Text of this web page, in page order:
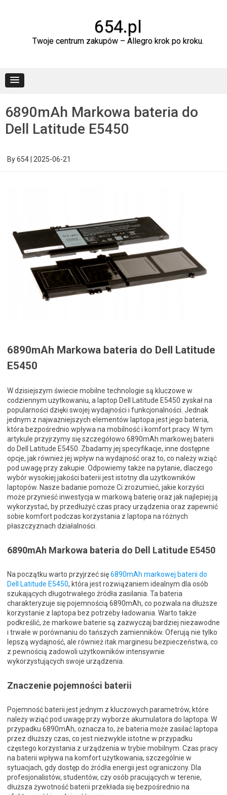
654.pl
Twoje centrum zakupów – Allegro krok po kroku.
6890mAh Markowa bateria do
Dell Latitude E5450
By654 2025-06-21
6890mAh Markowa bateria do Dell Latitude
E5450
W dzisiejszym świecie mobilne technologie są kluczowe w
codziennym użytkowaniu, a laptop Dell Latitude E5450 zyskał na
popularności dzięki swojej wydajności i funkcjonalności. Jednak
jednym z najważniejszych elementów laptopa jest jego bateria,
która bezpośrednio wpływa na mobilność i komfort pracy. W tym
artykule przyjrzymy się szczegółowo 6890mAh markowej baterii
do Dell Latitude E5450. Zbadamy jej specyfikacje, inne dostępne
opcje, jak również jej wpływ na wydajność oraz to, co należy wziąć
pod uwagę przy zakupie. Odpowiemy także na pytanie, dlaczego
wybór wysokiej jakości baterii jest istotny dla użytkowników
laptopów. Nasze badanie pomoże Ci zrozumieć, jakie korzyści
może przynieść inwestycja w markową baterię oraz jak najlepiej ją
wykorzystać, by przedłużyć czas pracy urządzenia oraz zapewnić
sobie komfort podczas korzystania z laptopa na różnych
płaszczyznach działalności.
6890mAh Markowa bateria do Dell Latitude E5450
Na początku warto przyjrzeć się6890mAh markowej baterii do
Dell Latitude E5450, która jest rozwiązaniem idealnym dla osób
szukających długotrwałego źródła zasilania. Ta bateria
charakteryzuje się pojemnością 6890mAh, co pozwala na dłuższe
korzystanie z laptopa bez potrzeby ładowania. Warto także
podkreślić, że markowe baterie są zazwyczaj bardziej niezawodne
i trwałe w porównaniu do tańszych zamienników. Oferują nie tylko
lepszą wydajność, ale również itak marginesu bezpieczeństwa, co
z pewnością zadowoli użytkowników intensywnie
wykorzystujących swoje urządzenia.
Znaczenie pojemności baterii
Pojemność baterii jest jednym z kluczowych parametrów, które
należy wziąć pod uwagę przy wyborze akumulatora do laptopa. W
przypadku 6890mAh, oznacza to, że bateria może zasilać laptopa
przez dłuższy czas, co jest niezwykle istotne w przypadku
częstego korzystania z urządzenia w trybie mobilnym. Czas pracy
na baterii wpływa na komfort użytkowania, szczególnie w
sytuacjach, gdy dostęp do źródła energii jest ograniczony. Dla
profesjonalistów, studentów, czy osób pracujących w terenie,
dłuższa żywotność baterii przekłada się bezpośrednio na